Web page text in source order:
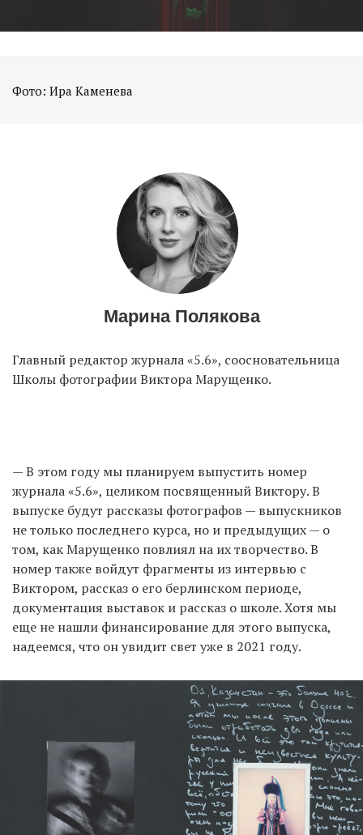
Фото: Ира Каменева
Марина Полякова
Главный редактор журнала «5.6», соосновательница
Школы фотографии Виктора Марущенко.
— В этом году мы планируем выпустить номер
журнала «5.6», целиком посвященный Виктору. В
выпуске будут рассказы фотографов — выпускников
не только последнего курса, но и предыдущих — о
том, как Марущенко повлиял на их творчество. В
номер также войдут фрагменты из интервью с
Виктором, рассказ о его берлинском периоде,
документация выставок и рассказ о школе. Хотя мы
еще не нашли финансирование для этого выпуска,
надеемся, что он увидит свет уже в 2021 году.